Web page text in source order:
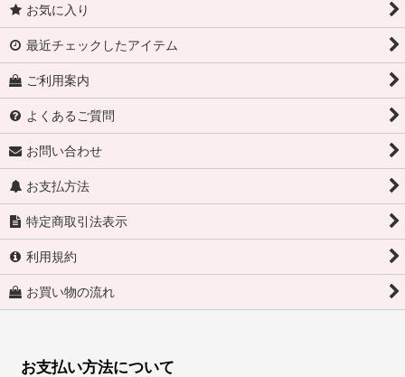
お気に入り
最近チェックしたアイテム
ご利用案内
よくあるご質問
お問い合わせ
お支払方法
特定商取引法表示
利用規約
お買い物の流れ
お支払い方法について